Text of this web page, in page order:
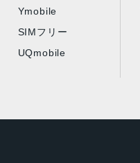
Ymobile
SIMフリー
UQmobile